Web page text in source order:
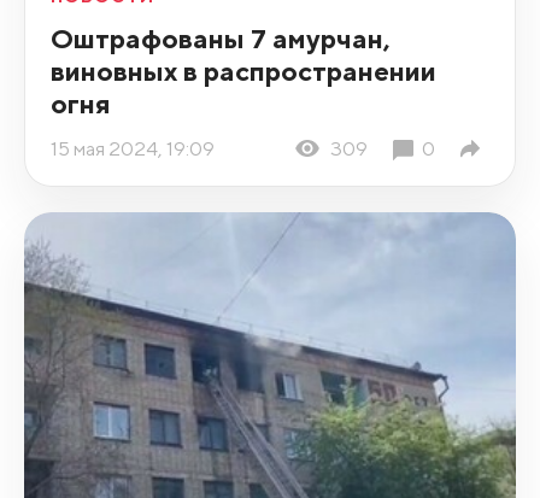
Оштрафованы 7 амурчан,
виновных в распространении
огня
15 мая 2024, 19:09 309 0